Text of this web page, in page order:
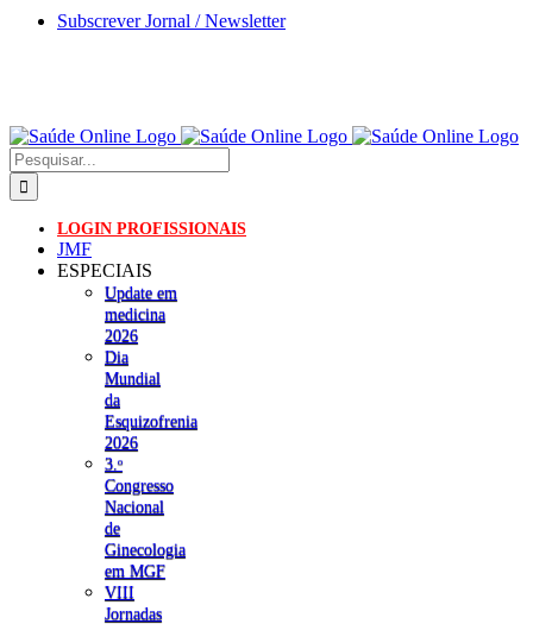
Skip
Subscrever Jornal / Newsletter
Pesquisar
LOGIN PROFISSIONAIS
JMF
ESPECIAIS
Update em
medicina
2026
Dia
Mundial
da
Esquizofrenia
2026
3.ᵒ
Congresso
Nacional
de
Ginecologia
em MGF
VIII
Jornadas